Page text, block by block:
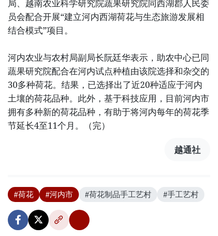
局、越南农业科学研究院蔬果研究院同西湖郡人民委
员会配合开展“建立河内西湖荷花与生态旅游发展相
结合模式”项目。
河内农业与农村局副局长阮廷华表示，助农中心已同
蔬果研究院配合在河内试点种植由该院选择和杂交的
30多种荷花。结果，已选择出了近20种适应于河内
土壤的荷花品种。此外，基于科技应用，目前河内市
拥有多种新的荷花品种，有助于将河内每年的荷花季
节延长4至11个月。（完）
越通社
#荷花 #河内市 #荷花制品手工艺村 #手工艺村